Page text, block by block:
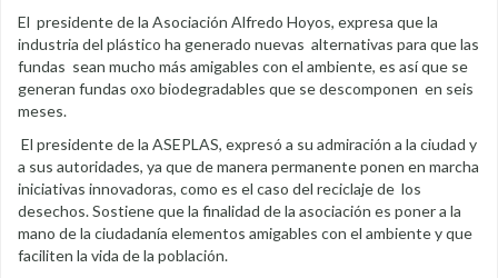
El presidente de la Asociación Alfredo Hoyos, expresa que la
industria del plástico ha generado nuevas alternativas para que las
fundas sean mucho más amigables con el ambiente, es así que se
generan fundas oxo biodegradables que se descomponen en seis
meses.
El presidente de la ASEPLAS, expresó a su admiración a la ciudad y
a sus autoridades, ya que de manera permanente ponen en marcha
iniciativas innovadoras, como es el caso del reciclaje de los
desechos. Sostiene que la finalidad de la asociación es poner a la
mano de la ciudadanía elementos amigables con el ambiente y que
faciliten la vida de la población.